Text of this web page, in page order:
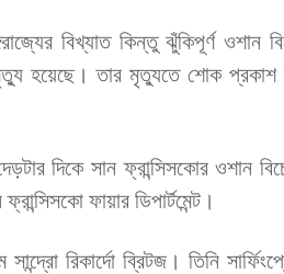
বিখ্যাত কিন্তু ঝুঁকিপূর্ণ
হয়েছে। তার মৃত্যুতে শোক প্রকাশ
দিকে সান ফ্রান্সিসকোর ওশান
ফায়ার ডিপার্টমেন্ট।
সান্দ্রো রিকার্দো ব্রিটজ। তিনি